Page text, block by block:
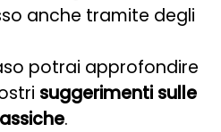
anche tramite degli
potrai approfondire
suggerimenti sulle
.